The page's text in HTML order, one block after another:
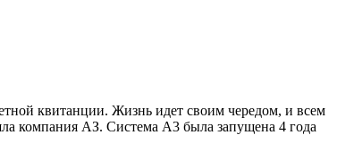
квитанции. Жизнь идет своим чередом, и всем
компания АЗ. Система A3 была запущена 4 года